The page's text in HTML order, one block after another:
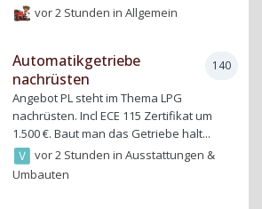
vor 2 Stunden inAllgemein
140
Automatikgetriebe
nachrüsten
Angebot PL steht im Thema LPG
nachrüsten. Incl ECE 115 Zertifikat um
1.500 €. Baut man das Getriebe halt...
vor 2 Stunden inAusstattungen &
Umbauten